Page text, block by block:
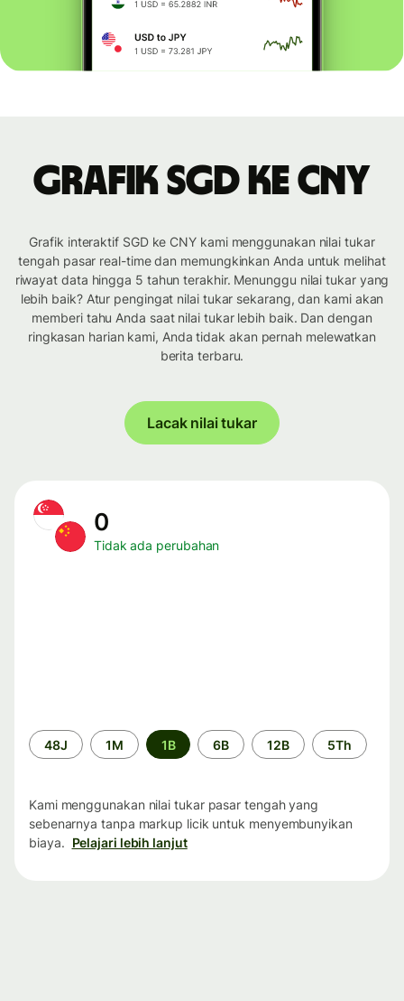
Grafik SGD ke CNY
Grafik interaktif SGD ke CNY kami menggunakan nilai tukar
tengah pasar real-time dan memungkinkan Anda untuk melihat
riwayat data hingga 5 tahun terakhir. Menunggu nilai tukar yang
lebih baik? Atur pengingat nilai tukar sekarang, dan kami akan
memberi tahu Anda saat nilai tukar lebih baik. Dan dengan
ringkasan harian kami, Anda tidak akan pernah melewatkan
berita terbaru.
Lacak nilai tukar
0
Tidak ada perubahan
Periode
waktu
48J 1M 1B 6B 12B 5Th
Kami menggunakan nilai tukar pasar tengah yang
sebenarnya tanpa markup licik untuk menyembunyikan
biaya. Pelajari lebih lanjut